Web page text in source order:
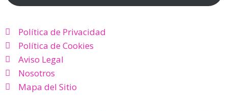
Política de Privacidad
Política de Cookies
Aviso Legal
Nosotros
Mapa del Sitio